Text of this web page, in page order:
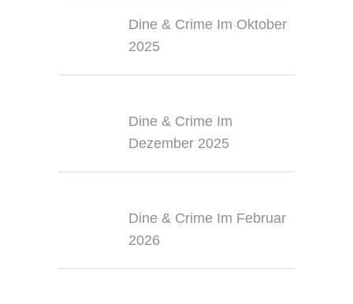
Dine & Crime Im Oktober
2025
Dine & Crime Im
Dezember 2025
Dine & Crime Im Februar
2026